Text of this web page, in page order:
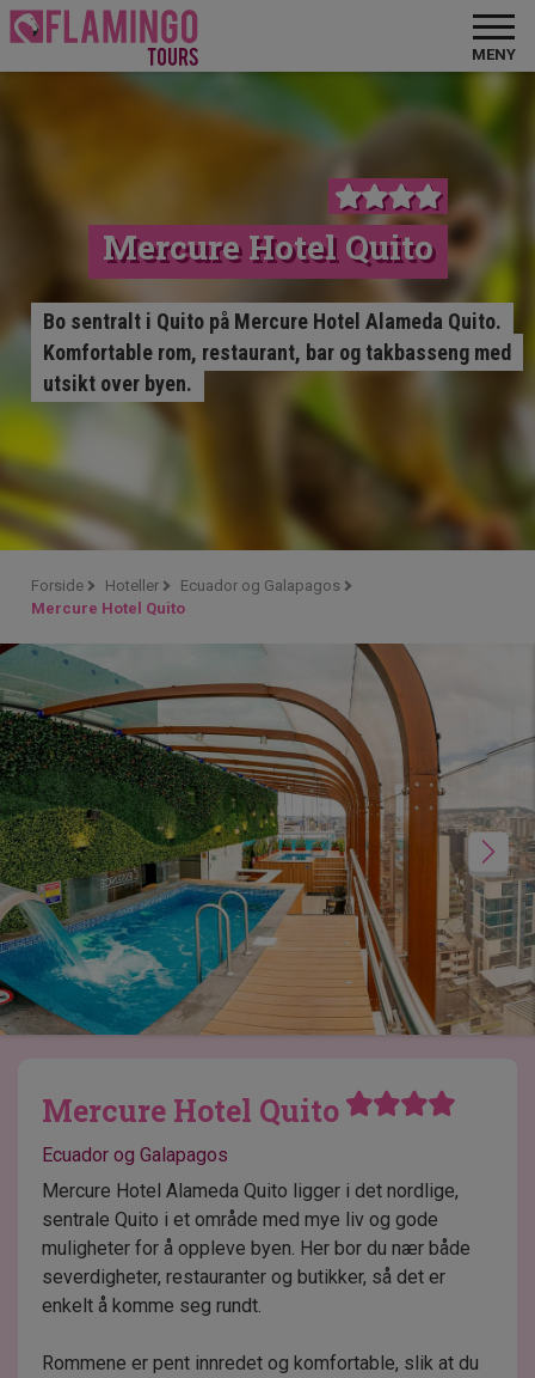
MENY
Mercure Hotel Quito
Bo sentralt i Quito på Mercure Hotel Alameda Quito.
Komfortable rom, restaurant, bar og takbasseng med
utsikt over byen.
Forside Hoteller
Ecuador og Galapagos
Mercure Hotel Quito
Mercure Hotel Quito
Ecuador og Galapagos
Mercure Hotel Alameda Quito ligger i det nordlige,
sentrale Quito i et område med mye liv og gode
muligheter for å oppleve byen. Her bor du nær både
severdigheter, restauranter og butikker, så det er
enkelt å komme seg rundt.
Rommene er pent innredet og komfortable, slik at du